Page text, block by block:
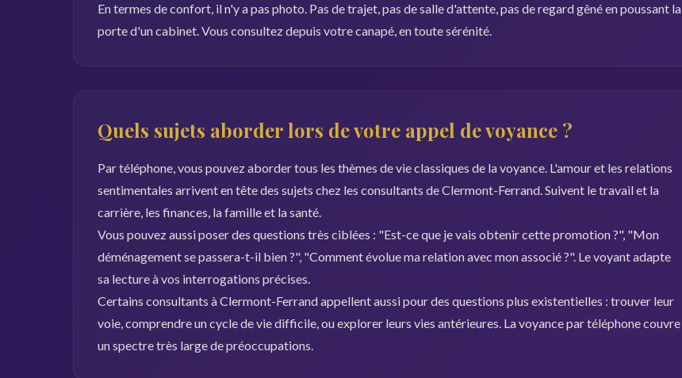
En termes de confort, il n'y a pas photo. Pas de trajet, pas de salle d'attente, pas de regard gêné en poussant la
porte d'un cabinet. Vous consultez depuis votre canapé, en toute sérénité.
Quels sujets aborder lors de votre appel de voyance ?
Par téléphone, vous pouvez aborder tous les thèmes de vie classiques de la voyance. L'amour et les relations
sentimentales arrivent en tête des sujets chez les consultants de Clermont-Ferrand. Suivent le travail et la
carrière, les finances, la famille et la santé.
Vous pouvez aussi poser des questions très ciblées : "Est-ce que je vais obtenir cette promotion ?", "Mon
déménagement se passera-t-il bien ?", "Comment évolue ma relation avec mon associé ?". Le voyant adapte
sa lecture à vos interrogations précises.
Certains consultants à Clermont-Ferrand appellent aussi pour des questions plus existentielles : trouver leur
voie, comprendre un cycle de vie difficile, ou explorer leurs vies antérieures. La voyance par téléphone couvre
un spectre très large de préoccupations.